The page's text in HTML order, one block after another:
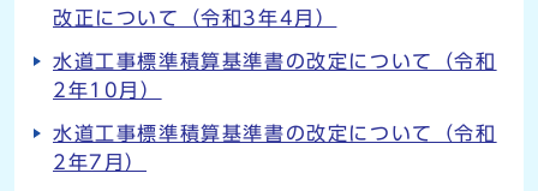
改正について（令和3年4月）
水道工事標準積算基準書の改定について（令和
2年10月）
水道工事標準積算基準書の改定について（令和
2年7月）